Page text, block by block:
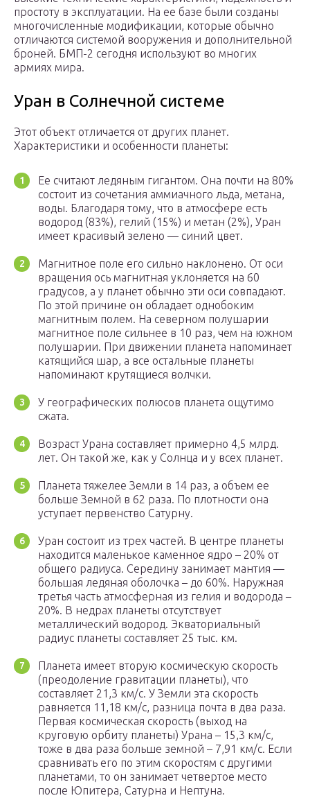
простоту в эксплуатации. На ее базе были созданы
многочисленные модификации, которые обычно
отличаются системой вооружения и дополнительной
броней. БМП-2 сегодня используют во многих
армиях мира.
Уран в Солнечной системе
Этот объект отличается от других планет.
Характеристики и особенности планеты:
Ее считают ледяным гигантом. Она почти на 80%
состоит из сочетания аммиачного льда, метана,
воды. Благодаря тому, что в атмосфере есть
водород (83%), гелий (15%) и метан (2%), Уран
имеет красивый зелено — синий цвет.
Магнитное поле его сильно наклонено. От оси
вращения ось магнитная уклоняется на 60
градусов, а у планет обычно эти оси совпадают.
По этой причине он обладает однобоким
магнитным полем. На северном полушарии
магнитное поле сильнее в 10 раз, чем на южном
полушарии. При движении планета напоминает
катящийся шар, а все остальные планеты
напоминают крутящиеся волчки.
У географических полюсов планета ощутимо
сжата.
Возраст Урана составляет примерно 4,5 млрд.
лет. Он такой же, как у Солнца и у всех планет.
Планета тяжелее Земли в 14 раз, а объем ее
больше Земной в 62 раза. По плотности она
уступает первенство Сатурну.
Уран состоит из трех частей. В центре планеты
находится маленькое каменное ядро – 20% от
общего радиуса. Середину занимает мантия —
большая ледяная оболочка – до 60%. Наружная
третья часть атмосферная из гелия и водорода –
20%. В недрах планеты отсутствует
металлический водород. Экваториальный
радиус планеты составляет 25 тыс. км.
Планета имеет вторую космическую скорость
(преодоление гравитации планеты), что
составляет 21,3 км/с. У Земли эта скорость
равняется 11,18 км/с, разница почта в два раза.
Первая космическая скорость (выход на
круговую орбиту планеты) Урана – 15,3 км/с,
тоже в два раза больше земной – 7,91 км/с. Если
сравнивать его по этим скоростям с другими
планетами, то он занимает четвертое место
после Юпитера, Сатурна и Нептуна.